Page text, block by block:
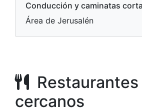
Conducción y caminatas
Área de Jerusalén
Restaurantes
cercanos